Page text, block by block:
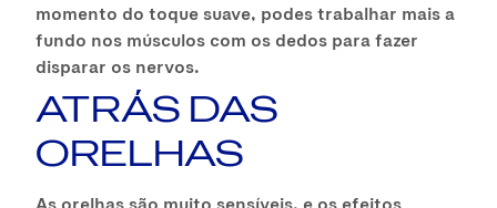
momento do toque suave, podes trabalhar mais a
fundo nos músculos com os dedos para fazer
disparar os nervos.
ATRÁS DAS
ORELHAS
As orelhas são muito sensíveis, e os efeitos